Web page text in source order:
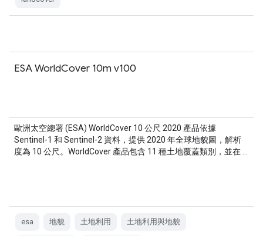
ESA WorldCover 10m v100
歐洲太空總署 (ESA) WorldCover 10 公尺 2020 產品依據
Sentinel-1 和 Sentinel-2 資料，提供 2020 年全球地貌圖，解析
度為 10 公尺。WorldCover 產品包含 11 種土地覆蓋類別，並在 …
esa 地貌 土地利用 土地利用與地貌